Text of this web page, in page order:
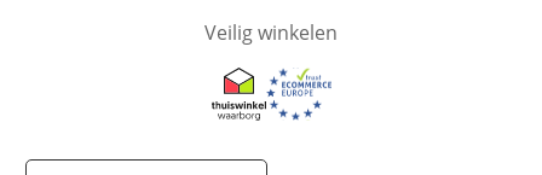
Veilig winkelen
Opent in nieuw venster
Opent in nieuw venster